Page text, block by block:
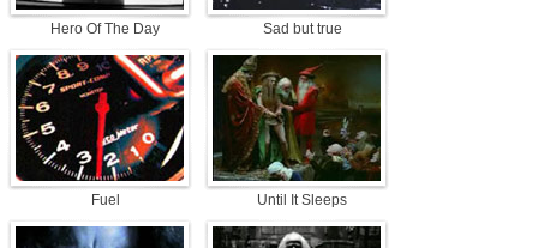
Hero Of The Day Sad but true
Fuel Until It Sleeps